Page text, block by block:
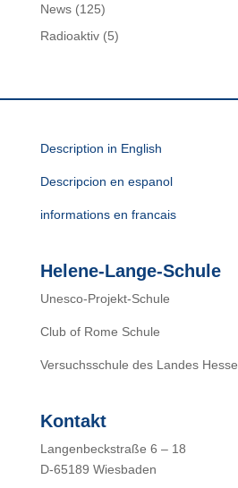
News(125)
Radioaktiv(5)
Description in English
Descripcion en espanol
informations en francais
Helene-Lange-Schule
Unesco-Projekt-Schule
Club of Rome Schule
Versuchsschule des Landes
Kontakt
Langenbeckstraße 6 – 18
D-65189 Wiesbaden